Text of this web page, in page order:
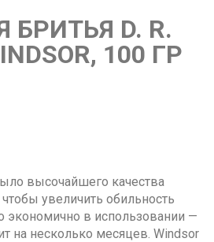
D. R.
100 ГР
высочайшего качества
увеличить обильность
в использовании —
на несколько месяцев. Windsor